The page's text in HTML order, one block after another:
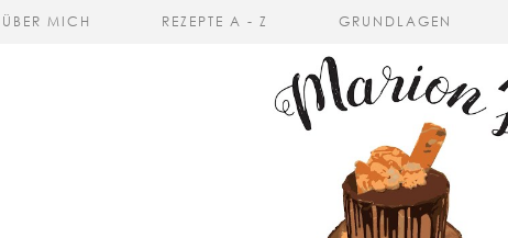
ÜBER MICH REZEPTE A - Z GRUNDLAGEN